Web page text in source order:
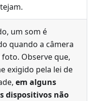
um som é
quando a câmera
Observe que,
exigido pela lei de
em alguns
dispositivos não